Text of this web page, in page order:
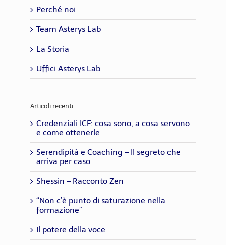
Perché noi
Team Asterys Lab
La Storia
Uffici Asterys Lab
Articoli recenti
Credenziali ICF: cosa sono, a cosa servono
e come ottenerle
Serendipità e Coaching – Il segreto che
arriva per caso
Shessin – Racconto Zen
“Non c’è punto di saturazione nella
formazione”
Il potere della voce